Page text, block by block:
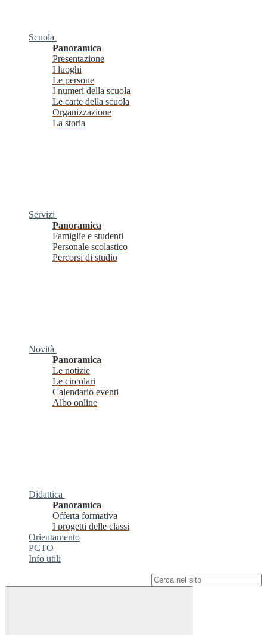
Scuola
Panoramica
Presentazione
I luoghi
Le persone
I numeri della scuola
Le carte della scuola
Organizzazione
La storia
Servizi
Panoramica
Famiglie e studenti
Personale scolastico
Percorsi di studio
Novità
Panoramica
Le notizie
Le circolari
Calendario eventi
Albo online
Didattica
Panoramica
Offerta formativa
I progetti delle classi
Orientamento
PCTO
Info utili